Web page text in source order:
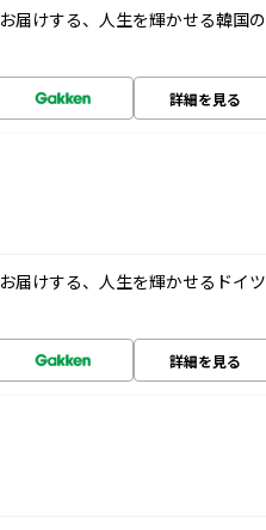
届けする、人生を輝かせる韓国の
詳細を見る
届けする、人生を輝かせるドイツ
詳細を見る